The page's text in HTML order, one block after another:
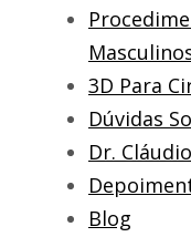
3D Para
Dúvidas
Dr.
Blog